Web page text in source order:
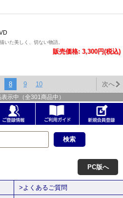
いた美しく、切ない物語。
販売価格: 3,300円(税込)
8 9 10 次へ
表示中（全301 商品中）
PC版へ
>よくあるご質問